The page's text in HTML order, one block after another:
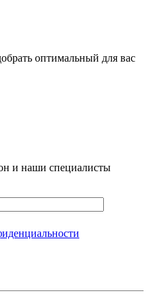
оптимальный для вас
и наши специалисты